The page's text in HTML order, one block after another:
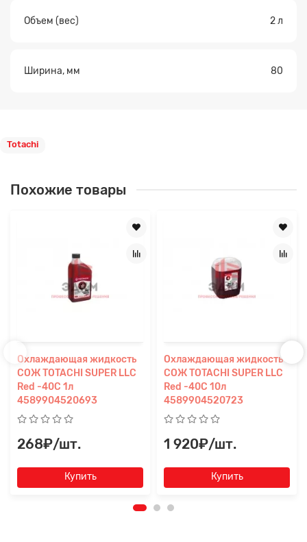
Объем (вес) 2 л
Ширина, мм 80
Totachi
Похожие товары
Охлаждающая жидкость
СОЖ TOTACHI SUPER LLC
Red -40C 1л
4589904520693
268₽/шт.
Купить
Охлаждающая жидкость
СОЖ TOTACHI SUPER LLC
Red -40C 10л
4589904520723
1 920₽/шт.
Купить